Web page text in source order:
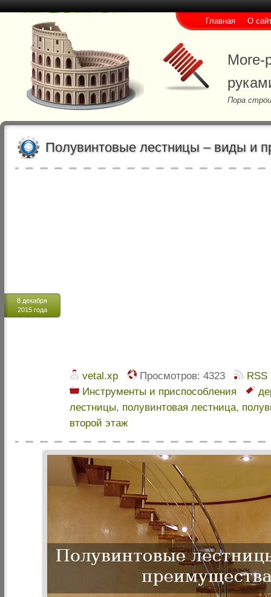
More-
Пора
Главная О
Полувинтовые лестницы – виды и
8 декабря
2015 года
vetal.xp Просмотров: 4323
RSS
Инструменты и приспособления
лестницы, полувинтовая лестница,
второй этаж